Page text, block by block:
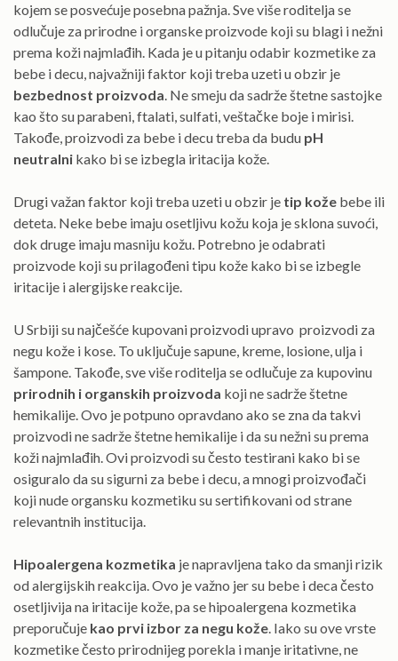
kojem se posvećuje posebna pažnja. Sve više roditelja se
odlučuje za prirodne i organske proizvode koji su blagi i nežni
prema koži najmlađih. Kada je u pitanju odabir kozmetike za
bebe i decu, najvažniji faktor koji treba uzeti u obzir je
bezbednost proizvoda. Ne smeju da sadrže štetne sastojke
kao što su parabeni, ftalati, sulfati, veštačke boje i mirisi.
Takođe, proizvodi za bebe i decu treba da budu pH
neutralni kako bi se izbegla iritacija kože.
Drugi važan faktor koji treba uzeti u obzir je tip kože bebe ili
deteta. Neke bebe imaju osetljivu kožu koja je sklona suvoći,
dok druge imaju masniju kožu. Potrebno je odabrati
proizvode koji su prilagođeni tipu kože kako bi se izbegle
iritacije i alergijske reakcije.
U Srbiji su najčešće kupovani proizvodi upravo proizvodi za
negu kože i kose. To uključuje sapune, kreme, losione, ulja i
šampone. Takođe, sve više roditelja se odlučuje za kupovinu
prirodnih i organskih proizvoda koji ne sadrže štetne
hemikalije. Ovo je potpuno opravdano ako se zna da takvi
proizvodi ne sadrže štetne hemikalije i da su nežni su prema
koži najmlađih. Ovi proizvodi su često testirani kako bi se
osiguralo da su sigurni za bebe i decu, a mnogi proizvođači
koji nude organsku kozmetiku su sertifikovani od strane
relevantnih institucija.
Hipoalergena kozmetika je napravljena tako da smanji rizik
od alergijskih reakcija. Ovo je važno jer su bebe i deca često
osetljivija na iritacije kože, pa se hipoalergena kozmetika
preporučuje kao prvi izbor za negu kože. Iako su ove vrste
kozmetike često prirodnijeg porekla i manje iritativne, ne